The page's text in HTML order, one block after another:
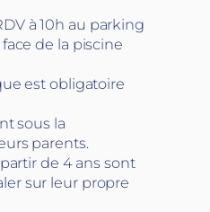
à 10h au parking
de la piscine
est obligatoire
sous la
parents.
de 4 ans sont
sur leur propre